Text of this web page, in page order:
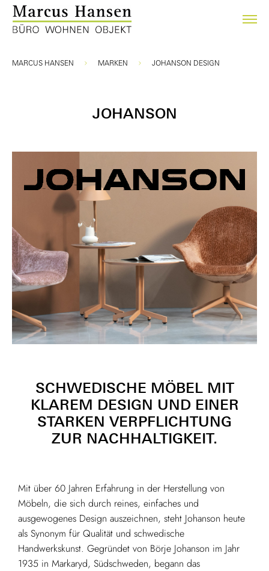
Sie sind hier:
MARCUS HANSEN MARKEN JOHANSON DESIGN
JOHANSON
SCHWEDISCHE MÖBEL MIT
KLAREM DESIGN UND EINER
STARKEN VERPFLICHTUNG
ZUR NACHHALTIGKEIT.
Mit über 60 Jahren Erfahrung in der Herstellung von
Möbeln, die sich durch reines, einfaches und
ausgewogenes Design auszeichnen, steht Johanson heute
als Synonym für Qualität und schwedische
Handwerkskunst. Gegründet von Börje Johanson im Jahr
1935 in Markaryd, Südschweden, begann das